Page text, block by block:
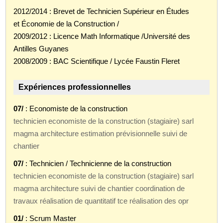
2012/2014 : Brevet de Technicien Supérieur en Études
et Économie de la Construction /
2009/2012 : Licence Math Informatique /Université des
Antilles Guyanes
2008/2009 : BAC Scientifique / Lycée Faustin Fleret
Expériences professionnelles
07/ : Economiste de la construction
technicien economiste de la construction (stagiaire) sarl
magma architecture estimation prévisionnelle suivi de
chantier
07/ : Technicien / Technicienne de la construction
technicien economiste de la construction (stagiaire) sarl
magma architecture suivi de chantier coordination de
travaux réalisation de quantitatif tce réalisation des opr
01/ : Scrum Master